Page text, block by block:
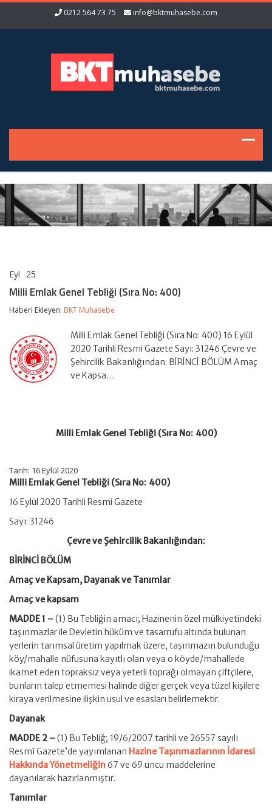
0212 564 73 75 info@bktmuhasebe.com
Eyl 25
Genel
Tebliği
(Sıra
için
Milli Emlak Genel Tebliği (Sıra No: 400)
Haberi Ekleyen: BKT Muhasebe
Milli Emlak Genel Tebliği (Sıra No: 400) 16 Eylül
2020 Tarihli Resmi Gazete Sayı: 31246 Çevre ve
Şehircilik Bakanlığından: BİRİNCİ BÖLÜM Amaç
ve Kapsa…
Milli Emlak Genel Tebliği (Sıra No: 400)
Tarih: 16 Eylül 2020
Milli Emlak Genel Tebliği (Sıra No: 400)
16 Eylül 2020 Tarihli Resmi Gazete
Sayı: 31246
Çevre ve Şehircilik Bakanlığından:
BİRİNCİ BÖLÜM
Amaç ve Kapsam, Dayanak ve Tanımlar
Amaç ve kapsam
MADDE 1 –(1) Bu Tebliğin amacı; Hazinenin özel mülkiyetindeki
taşınmazlar ile Devletin hüküm ve tasarrufu altında bulunan
yerlerin tarımsal üretim yapılmak üzere, taşınmazın bulunduğu
köy/mahalle nüfusuna kayıtlı olan veya o köyde/mahallede
ikamet eden topraksız veya yeterli toprağı olmayan çiftçilere,
bunların talep etmemesi halinde diğer gerçek veya tüzel kişilere
kiraya verilmesine ilişkin usul ve esasları belirlemektir.
Dayanak
MADDE 2 –(1) Bu Tebliğ; 19/6/2007 tarihli ve 26557 sayılı
Resmî Gazete’de yayımlanan Hazine Taşınmazlarının İdaresi
Hakkında Yönetmeliğin67 ve 69 uncu maddelerine
dayanılarak hazırlanmıştır.
Tanımlar